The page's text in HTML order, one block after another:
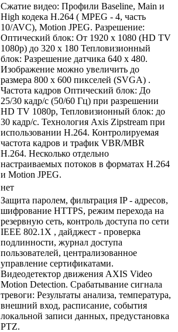
Сжатие видео: Профили Baseline, Main и
High кодека H.264 ( MPEG - 4, часть
10/AVC), Motion JPEG. Разрешение:
Оптический блок: От 1920 x 1080 (HD TV
1080p) до 320 x 180 Тепловизионный
блок: Разрешение датчика 640 x 480.
Изображение можно увеличить до
размера 800 x 600 пикселей (SVGA) .
Частота кадров Оптический блок: До
25/30 кадр/с (50/60 Гц) при разрешении
HD TV 1080p, Тепловизионный блок: до
30 кадр/с. Технология Axis Zipstream при
использовании H.264. Контролируемая
частота кадров и трафик VBR/MBR
H.264. Несколько отдельно
настраиваемых потоков в форматах H.264
и Motion JPEG.
нет
Защита паролем, фильтрация IP - адресов,
шифрование HTTPS, режим перехода на
резервную сеть, контроль доступа по сети
IEEE 802.1X , дайджест - проверка
подлинности, журнал доступа
пользователей, централизованное
управление сертификатами.
Видеодетектор движения AXIS Video
Motion Detection. Срабатывание сигнала
тревоги: Результаты анализа, температура,
внешний вход, расписание, события
локальной записи данных, предустановка
PTZ.